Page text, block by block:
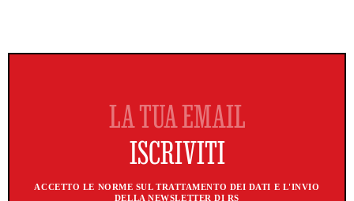
ACCETTO LE NORME SUL TRATTAMENTO DEI DATI E L'INVIO
DELLA NEWSLETTER DI RS